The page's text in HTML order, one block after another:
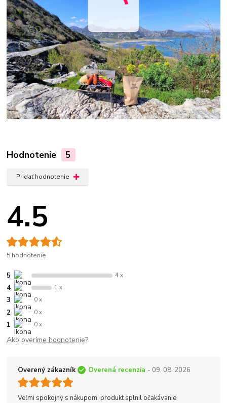
Hodnotenie 5
Pridať hodnotenie
4.5
5 hodnotenie
5 4 x
4 1 x
3 0 x
2 0 x
1 0 x
Ako overíme hodnotenie?
Overený zákazník Overená recenzia - 09. 08. 2026
Veľmi spokojný s nákupom, produkt splnil očakávanie